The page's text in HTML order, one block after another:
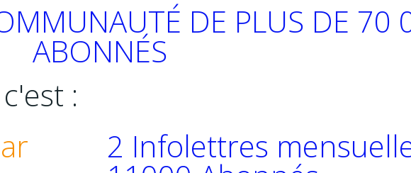
DE PLUS DE 70
ABONNÉS
:
2 Infolettres